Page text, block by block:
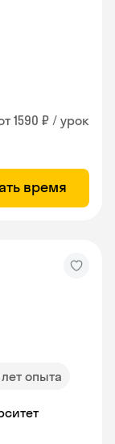
1590 ₽ / урок
время
опыта